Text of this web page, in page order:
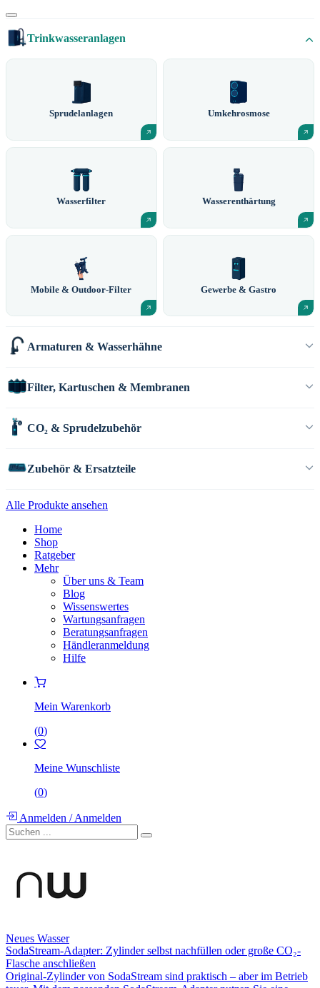
Trinkwasseranlagen
Sprudelanlagen Umkehrosmose
Wasserfilter Wasserenthärtung
Mobile & Outdoor-Filter Gewerbe & Gastro
Armaturen & Wasserhähne
Filter, Kartuschen & Membranen
CO₂ & Sprudelzubehör
Zubehör & Ersatzteile
Alle Produkte ansehen
Home
Shop
Ratgeber
Mehr
Über uns & Team
Blog
Wissenswertes
Wartungsanfragen
Beratungsanfragen
Händleranmeldung
Hilfe
Mein Warenkorb
(0)
Meine Wunschliste
(0)
Anmelden /Anmelden
Neues Wasser
SodaStream-Adapter: Zylinder selbst nachfüllen oder große CO₂-
Flasche anschließen
Original-Zylinder von SodaStream sind praktisch – aber im Betrieb